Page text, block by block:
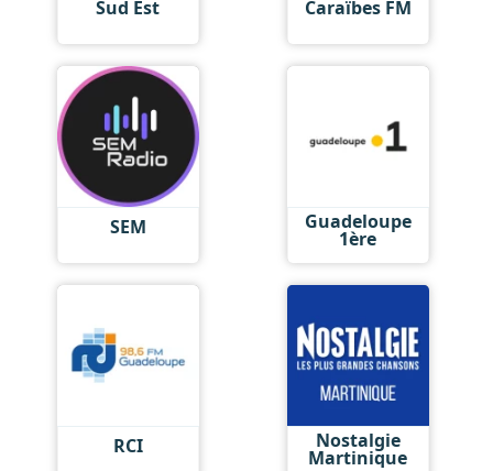
Sud Est Caraïbes FM
SEM Guadeloupe
1ère
RCI Nostalgie
Martinique